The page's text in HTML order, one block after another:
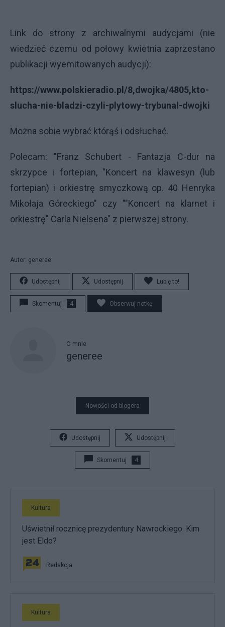
Link do strony z archiwalnymi audycjami (nie
wiedzieć czemu od połowy kwietnia zaprzestano
publikacji wyemitowanych audycji):
https://www.polskieradio.pl/8,dwojka/4805,kto-
slucha-nie-bladzi-czyli-plytowy-trybunal-dwojki
Można sobie wybrać którąś i odsłuchać.
Polecam: "Franz Schubert - Fantazja C-dur na
skrzypce i fortepian, "Koncert na klawesyn (lub
fortepian) i orkiestrę smyczkową op. 40 Henryka
Mikołaja Góreckiego" czy ""Koncert na klarnet i
orkiestrę" Carla Nielsena" z pierwszej strony.
Autor: generee
Udostępnij Udostępnij Lubię to!
Skomentuj 4 Obserwuj notkę
O mnie
generee
Nowości od blogera
Udostępnij Udostępnij
Skomentuj 4
Kultura
Uświetnił rocznicę prezydentury Nawrockiego. Kim
jest Eldo?
Redakcja
Kultura